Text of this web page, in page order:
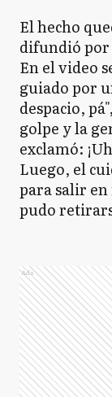
El hecho
difundió
En el video
guiado por
despacio,
golpe y la
exclamó:
Luego, el
para salir
pudo
Ads